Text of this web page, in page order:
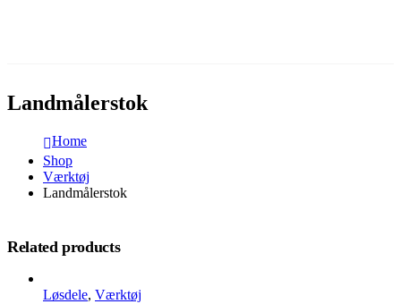
Landmålerstok
Home
Shop
Værktøj
Landmålerstok
Related products
Løsdele, Værktøj